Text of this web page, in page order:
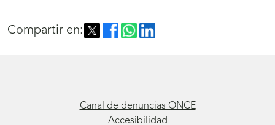
Compartir en:
Canal de denuncias ONCE
Accesibilidad